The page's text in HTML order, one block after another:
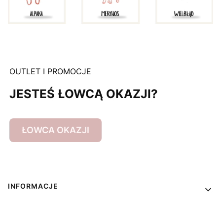
OUTLET I PROMOCJE
JESTEŚ ŁOWCĄ OKAZJI?
ŁOWCA OKAZJI
Linki w stopce
INFORMACJE